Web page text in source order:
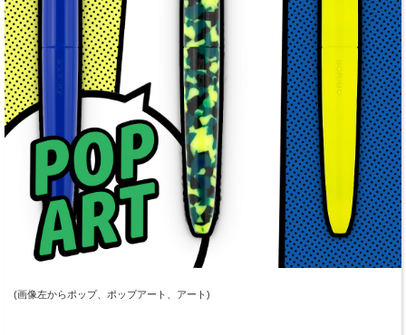
(画像左からポップ、ポップアート、アート)